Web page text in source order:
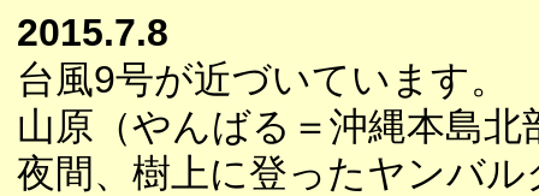
2015.7.8
台風9号が近づいています。
山原（やんばる＝沖縄本島
夜間、樹上に登ったヤンバ